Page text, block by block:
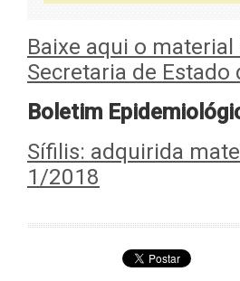
Baixe aqui o
Secretaria de Estado
Boletim
Sífilis: adquirida
1/2018